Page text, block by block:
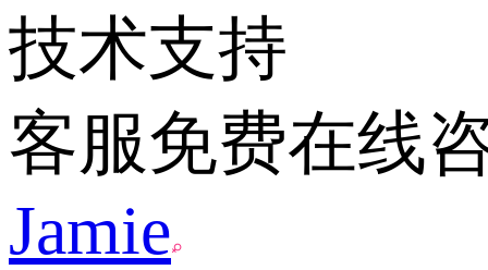
技术支持
客服免费在线
Jamie